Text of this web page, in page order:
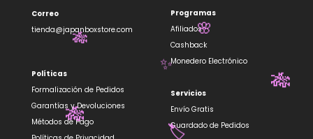
Correo
tienda@japanboxstore.com
Políticas
Formalización de Pedidos
Garantías y Devoluciones
Métodos de Pago
Programas
Afiliados
Cashback
Monedero Electrónico
Servicios
Envío Gratis
Guardado de Pedidos
✨
🌸
🎋
🎋
🎋